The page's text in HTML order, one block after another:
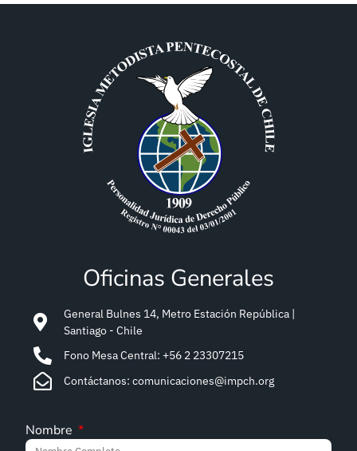
Oficinas Generales
General Bulnes 14, Metro Estación República |
Santiago - Chile
Fono Mesa Central: +56 2 23307215
Contáctanos: comunicaciones@impch.org
Nombre